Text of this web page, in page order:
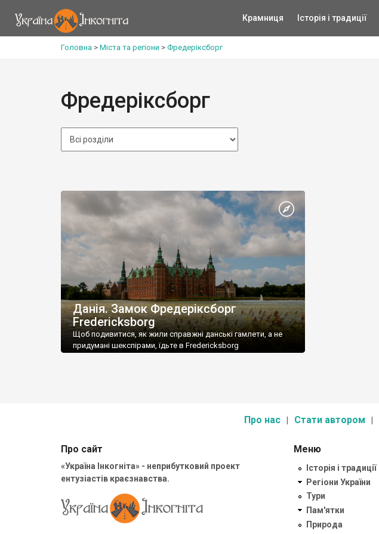
Крамниця Історія і традиції
Головна > Міста та регіони > Фредеріксборг
Фредеріксборг
Данія. Замок Фредеріксборг
Fredericksborg
Щоб подивитися, як жили справжні данські гамлети, а не
придумані шекспірами, їдьте в Fredericksborg
Про нас Стати автором
Про сайт
«Україна Інкогніта» - неприбутковий проект
ентузіастів краєзнавства.
Меню
Історія і традиції
Регіони України
Тури
Пам'ятки
Природа